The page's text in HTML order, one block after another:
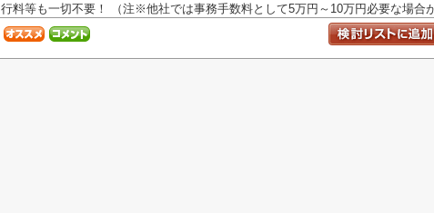
行料等も一切不要！ （注※他社では事務手数料として5万円～10万円必要な場合